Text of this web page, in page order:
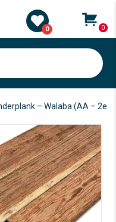
0 0
– Walaba (AA – 2e